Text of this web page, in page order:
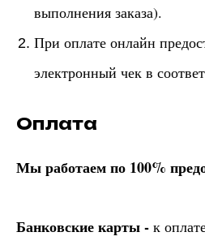
выполнения заказа).
При оплате онлайн
электронный чек в
Оплата
Мы работаем по 100%
Банковские карты - к